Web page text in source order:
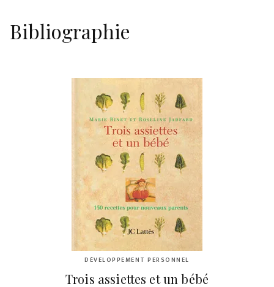
Bibliographie
DÉVELOPPEMENT PERSONNEL
Trois assiettes et un bébé